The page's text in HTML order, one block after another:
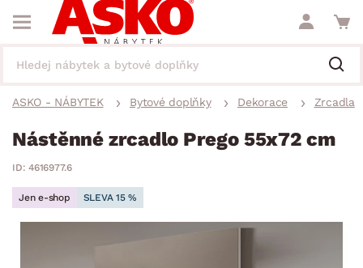
ASKO - NÁBYTEK Bytové doplňky Dekorace Zrcadla
Nástěnné zrcadlo Prego 55x72 cm
ID: 4616977.6
Jen e-shop SLEVA 15 %